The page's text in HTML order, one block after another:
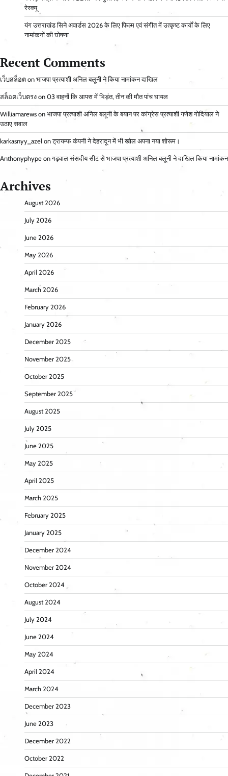
रेस्क्यू
यंग उत्तराखंड सिने अवार्डस 2026 के लिए फिल्म एवं संगीत में उत्कृष्ट कार्यों के लिए
नामांकनों की घोषणा
Recent Comments
เว็บสล็อต on भाजपा प्रत्याशी अनिल बलूनी ने किया नामांकन दाखिल
สล็อตเว็บตรง on 03 वाहनों कि आपस में भिड़ंत, तीन की मौत पांच घायल
Williamarews on भाजपा प्रत्याशी अनिल बलूनी के बयान पर कांग्रेस प्रत्याशी गणेश गोदियाल ने
उठाए सवाल
karkasnyy_azel onट्रायम्फ कंपनी ने देहरादून में भी खोल अपना नया शोरूम।
Anthonyphype onगढ़वाल संसदीय सीट से भाजपा प्रत्याशी अनिल बलूनी ने दाखिल किया नामांकन
Archives
August 2026
July 2026
June 2026
May 2026
April 2026
March 2026
February 2026
January 2026
December 2025
November 2025
October 2025
September 2025
August 2025
July 2025
June 2025
May 2025
April 2025
March 2025
February 2025
January 2025
December 2024
November 2024
October 2024
August 2024
July 2024
June 2024
May 2024
April 2024
March 2024
December 2023
June 2023
December 2022
October 2022